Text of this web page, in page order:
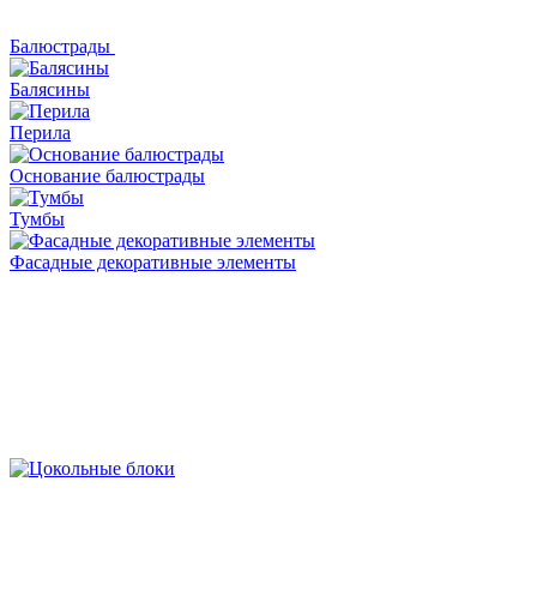
Балюстрады
Балясины
Перила
Основание балюстрады
Тумбы
Фасадные декоративные элементы